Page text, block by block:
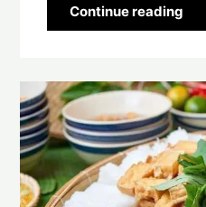
Continue reading